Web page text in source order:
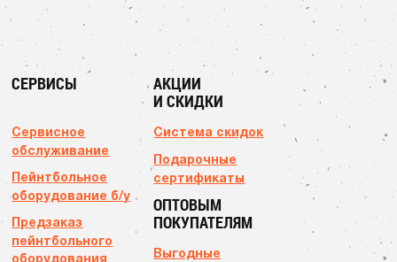
СЕРВИСЫ
Сервисное
обслуживание
Пейнтбольное
оборудование б/у
Предзаказ
пейнтбольного
оборудования
АКЦИИ
И СКИДКИ
Система скидок
Подарочные
сертификаты
ОПТОВЫМ
ПОКУПАТЕЛЯМ
Выгодные